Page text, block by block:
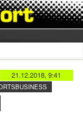
21.12.2018, 9:41